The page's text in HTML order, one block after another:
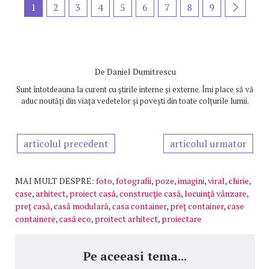
1 2 3 4 5 6 7 8 9
De Daniel Dumitrescu
Sunt întotdeauna la curent cu știrile interne și externe. Îmi place să vă
aduc noutăți din viața vedetelor și povești din toate colțurile lumii.
articolul precedent articolul urmator
MAI MULT DESPRE: foto,fotografii, poze,imagini,viral,chirie,
case,arhitect, proiect casă,construcţie casă,locuinţă vânzare,
preț casă,casă modulară,casa container, preț container,case
containere,casă eco, proitect arhitect, proiectare
Pe aceeasi tema...